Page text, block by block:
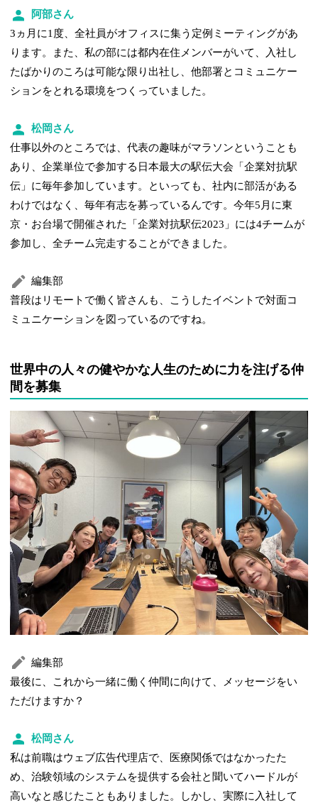
阿部さん
3ヵ月に1度、全社員がオフィスに集う定例ミーティングがあ
ります。また、私の部には都内在住メンバーがいて、入社し
たばかりのころは可能な限り出社し、他部署とコミュニケー
ションをとれる環境をつくっていました。
松岡さん
仕事以外のところでは、代表の趣味がマラソンということも
あり、企業単位で参加する日本最大の駅伝大会「企業対抗駅
伝」に毎年参加しています。といっても、社内に部活がある
わけではなく、毎年有志を募っているんです。今年5月に東
京・お台場で開催された「企業対抗駅伝2023」には4チームが
参加し、全チーム完走することができました。
編集部
普段はリモートで働く皆さんも、こうしたイベントで対面コ
ミュニケーションを図っているのですね。
世界中の人々の健やかな人生のために力を注げる仲
間を募集
編集部
最後に、これから一緒に働く仲間に向けて、メッセージをい
ただけますか？
松岡さん
私は前職はウェブ広告代理店で、医療関係ではなかったた
め、治験領域のシステムを提供する会社と聞いてハードルが
高いなと感じたこともありました。しかし、実際に入社して